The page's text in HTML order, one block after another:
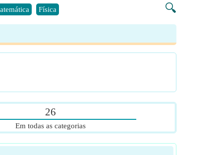
🔍
Física
26
Em todas as categorias